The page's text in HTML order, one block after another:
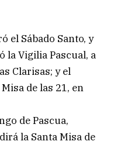
el Sábado Santo, y
Vigilia Pascual, a
Clarisas; y el
de las 21, en
de Pascua,
la Santa Misa de